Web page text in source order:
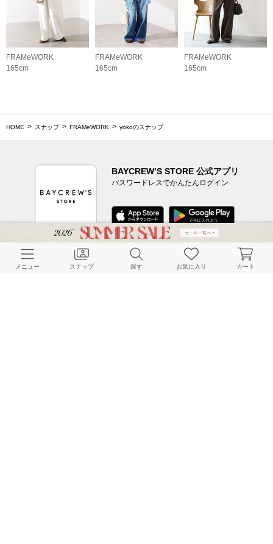
FRAMeWORK
165cm
FRAMeWORK
165cm
FRAMeWORK
165cm
HOME スナップ FRAMeWORK yokoのスナップ
BAYCREW’S STORE 公式アプリ
パスワードレスでかんたんログイン
CUSTOMER SERVICE
メニュー スナップ 探す お気に入り カート